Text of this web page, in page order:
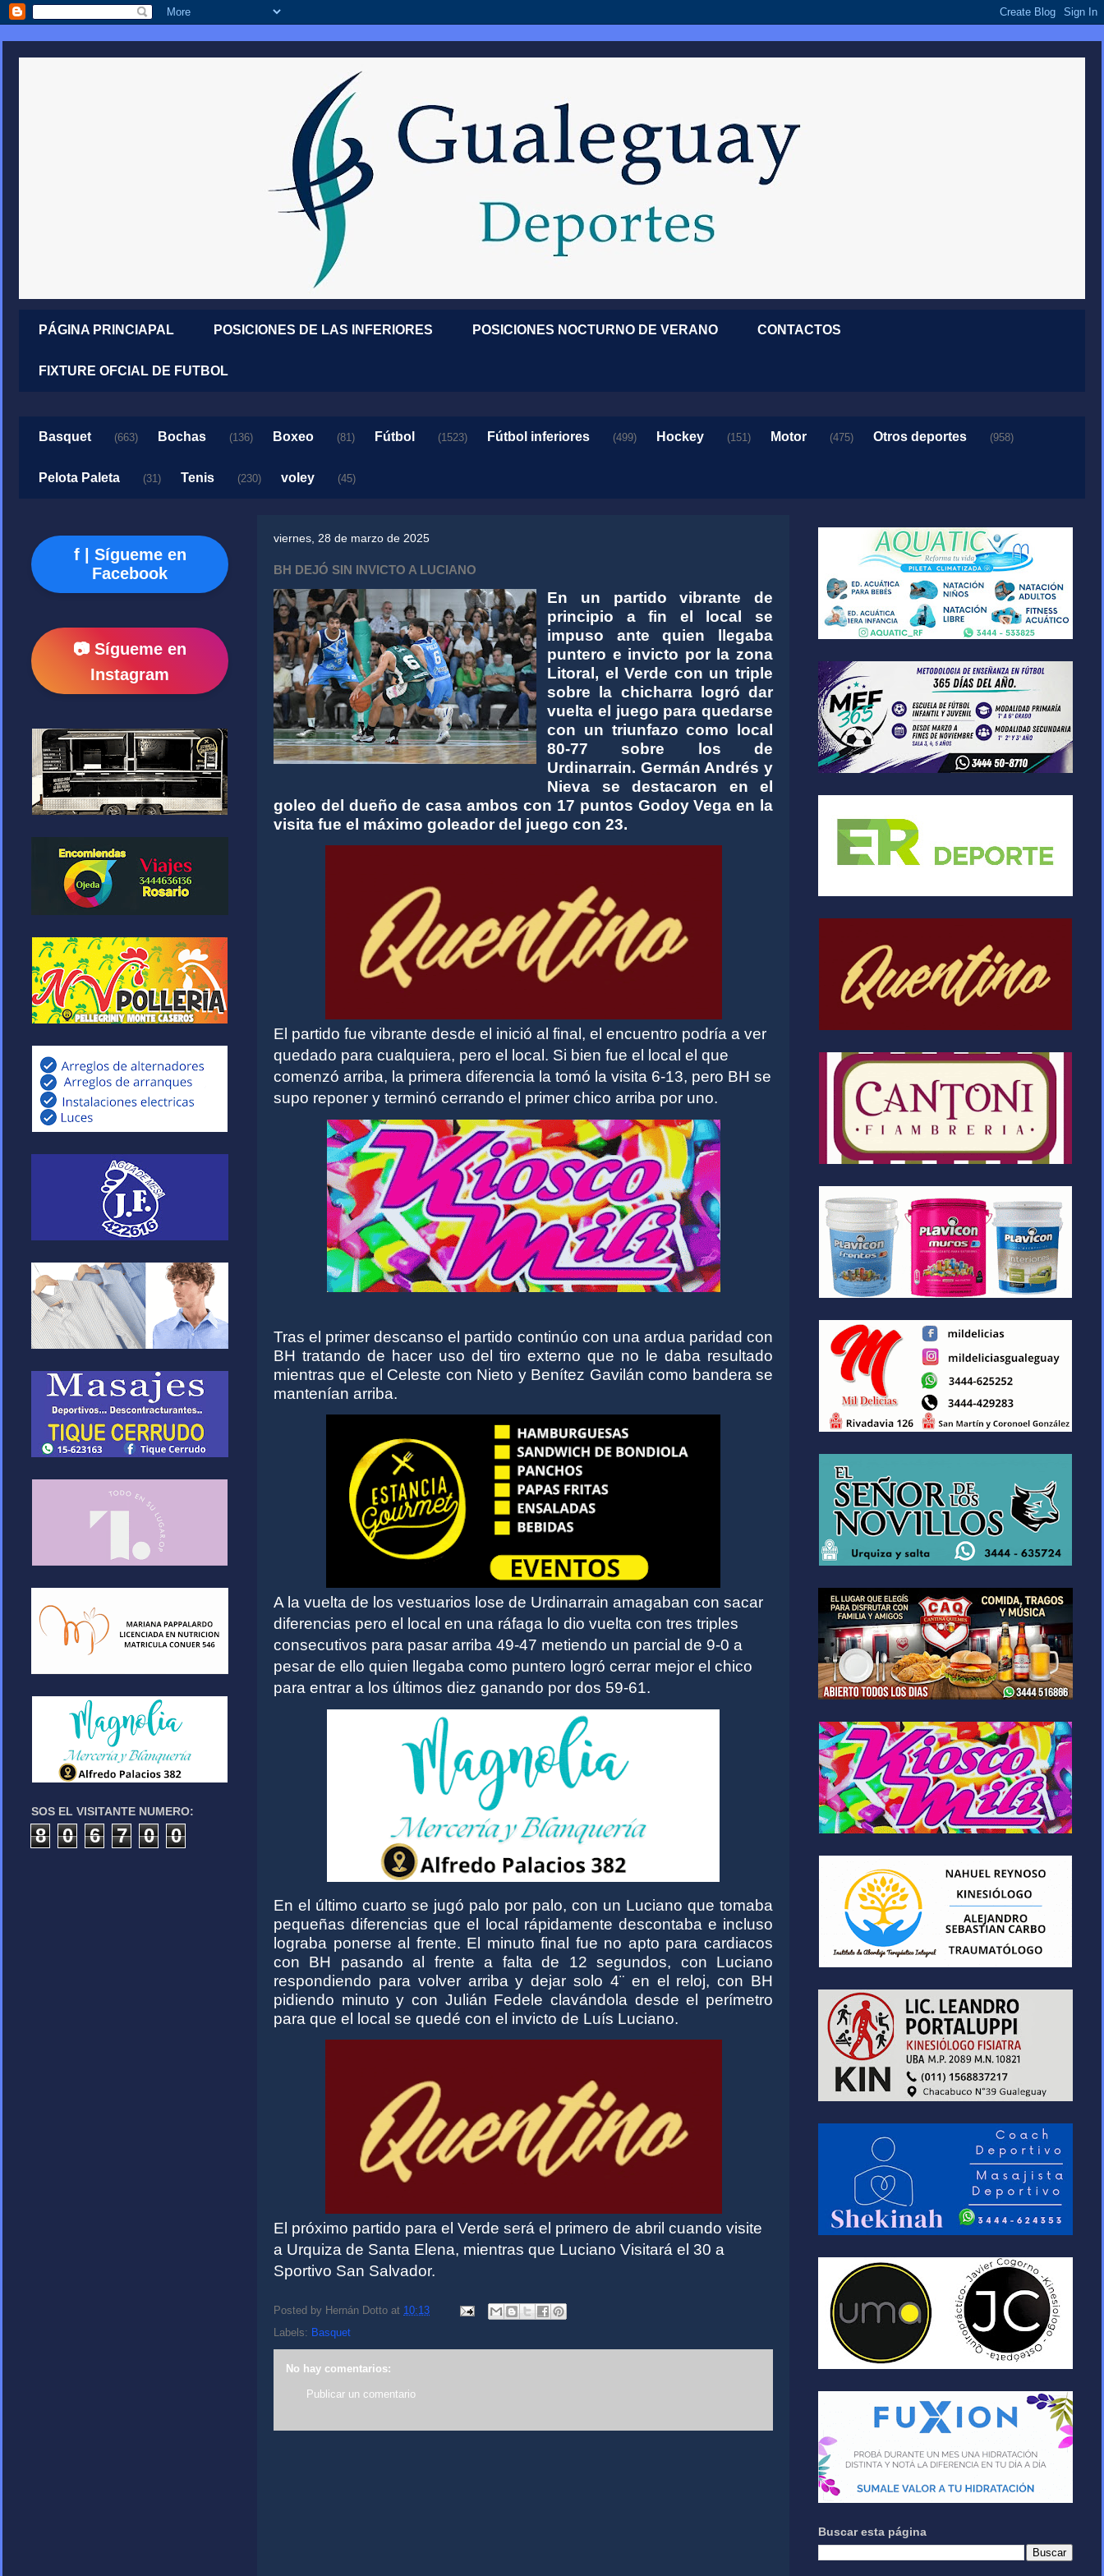
PÁGINA PRINCIAPAL POSICIONES DE LAS INFERIORES POSICIONES NOCTURNO DE VERANO CONTACTOS
FIXTURE OFCIAL DE FUTBOL
Basquet (663) Bochas (136) Boxeo (81) Fútbol (1523) Fútbol inferiores (499) Hockey (151) Motor (475) Otros deportes (958)
Pelota Paleta (31) Tenis (230) voley (45)
viernes, 28 de marzo de 2025
BH DEJÓ SIN INVICTO A LUCIANO
En un partido vibrante de
principio a fin el local se
impuso ante quien llegaba
puntero e invicto por la zona
Litoral, el Verde con un triple
sobre la chicharra logró dar
vuelta el juego para quedarse
con un triunfazo como local
80-77 sobre los de
Urdinarrain. Germán Andrés y
Nieva se destacaron en el
goleo del dueño de casa ambos con 17 puntos Godoy Vega en la
visita fue el máximo goleador del juego con 23.
El partido fue vibrante desde el inició al final, el encuentro podría a ver
quedado para cualquiera, pero el local. Si bien fue el local el que
comenzó arriba, la primera diferencia la tomó la visita 6-13, pero BH se
supo reponer y terminó cerrando el primer chico arriba por uno.
Tras el primer descanso el partido continúo con una ardua paridad con
BH tratando de hacer uso del tiro externo que no le daba resultado
mientras que el Celeste con Nieto y Benítez Gavilán como bandera se
mantenían arriba.
A la vuelta de los vestuarios lose de Urdinarrain amagaban con sacar
diferencias pero el local en una ráfaga lo dio vuelta con tres triples
consecutivos para pasar arriba 49-47 metiendo un parcial de 9-0 a
pesar de ello quien llegaba como puntero logró cerrar mejor el chico
para entrar a los últimos diez ganando por dos 59-61.
En el último cuarto se jugó palo por palo, con un Luciano que tomaba
pequeñas diferencias que el local rápidamente descontaba e incluso
lograba ponerse al frente. El minuto final fue no apto para cardiacos
con BH pasando al frente a falta de 12 segundos, con Luciano
respondiendo para volver arriba y dejar solo 4¨ en el reloj, con BH
pidiendo minuto y con Julián Fedele clavándola desde el perímetro
para que el local se quedé con el invicto de Luís Luciano.
El próximo partido para el Verde será el primero de abril cuando visite
a Urquiza de Santa Elena, mientras que Luciano Visitará el 30 a
Sportivo San Salvador.
Posted by Hernán Dotto at 10:13
Labels: Basquet
No hay comentarios:
Publicar un comentario
f | Sígueme en
Facebook
📷 Sígueme en
Instagram
SOS EL VISITANTE NUMERO:
8 0 6 7 0 0
Buscar esta página